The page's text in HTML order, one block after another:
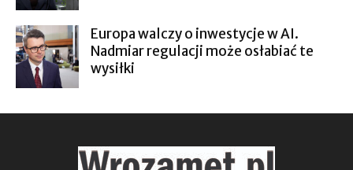
Europa walczy o inwestycje w AI.
Nadmiar regulacji może osłabiać te
wysiłki